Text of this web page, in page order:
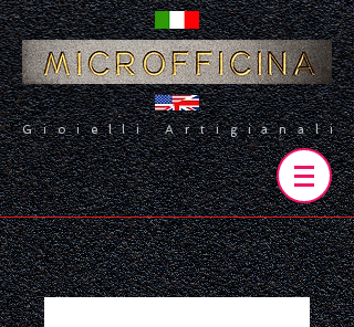
Gioielli Artigianali